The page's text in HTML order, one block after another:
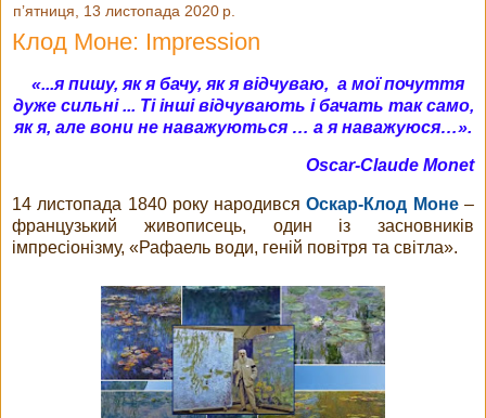
пʼятниця, 13 листопада 2020 р.
Клод Моне: Impression
«...я пишу, як я бачу, як я відчуваю, а мої почуття
дуже сильні ... Ті інші відчувають і бачать так само,
як я, але вони не наважуються … а я наважуюся…».
Oscar-Claude Monet
14 листопада 1840 року народивсяОскар-Клод Моне–
французький живописець, один із засновників
імпресіонізму, «Рафаель води, геній повітря та світла».